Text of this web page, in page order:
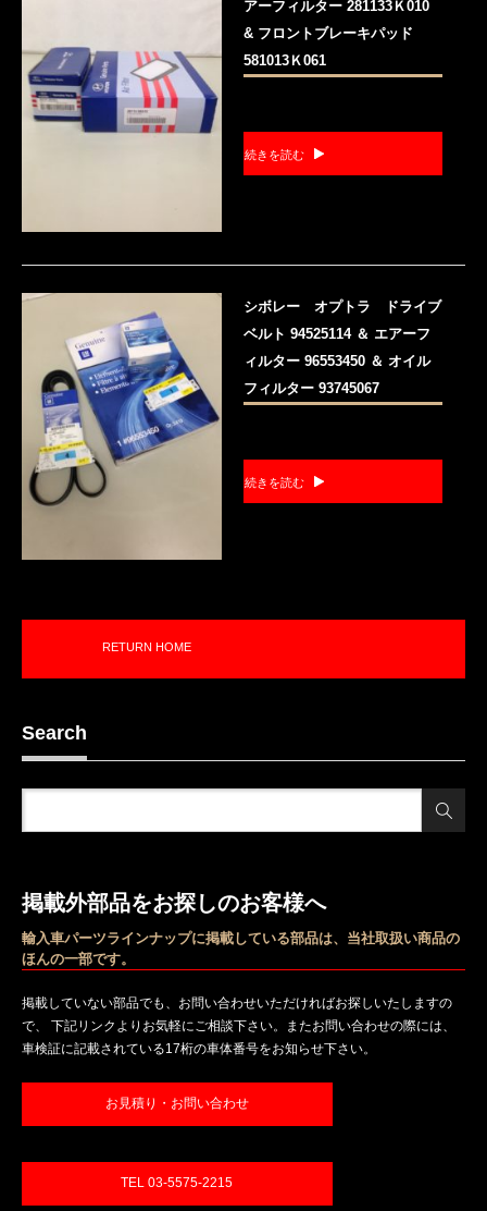
アーフィルター 281133Ｋ010
& フロントブレーキパッド
581013Ｋ061
続きを読む
シボレー オプトラ ドライブ
ベルト 94525114 ＆ エアーフ
ィルター 96553450 ＆ オイル
フィルター 93745067
続きを読む
RETURN HOME
Search
掲載外部品をお探しのお客様へ
輸入車パーツラインナップに掲載している部品は、当社取扱い商品の
ほんの一部です。
掲載していない部品でも、お問い合わせいただければお探しいたしますの
で、 下記リンクよりお気軽にご相談下さい。またお問い合わせの際には、
車検証に記載されている17桁の車体番号をお知らせ下さい。
お見積り・お問い合わせ
TEL 03-5575-2215